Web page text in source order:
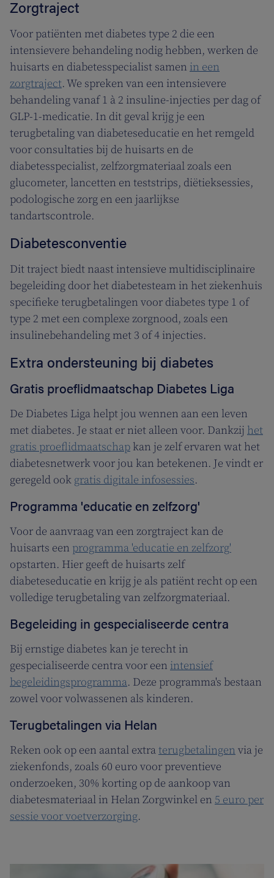
Zorgtraject
Voor patiënten met diabetes type 2 die een
intensievere behandeling nodig hebben, werken de
huisarts en diabetesspecialist samen in een
zorgtraject. We spreken van een intensievere
behandeling vanaf 1 à 2 insuline-injecties per dag of
GLP-1-medicatie. In dit geval krijg je een
terugbetaling van diabeteseducatie en het remgeld
voor consultaties bij de huisarts en de
diabetesspecialist, zelfzorgmateriaal zoals een
glucometer, lancetten en teststrips, diëtieksessies,
podologische zorg en een jaarlijkse
tandartscontrole.
Diabetesconventie
Dit traject biedt naast intensieve multidisciplinaire
begeleiding door het diabetesteam in het ziekenhuis
specifieke terugbetalingen voor diabetes type 1 of
type 2 met een complexe zorgnood, zoals een
insulinebehandeling met 3 of 4 injecties.
Extra ondersteuning bij diabetes
Gratis proeflidmaatschap Diabetes Liga
De Diabetes Liga helpt jou wennen aan een leven
met diabetes. Je staat er niet alleen voor. Dankzij het
gratis proeflidmaatschap kan je zelf ervaren wat het
diabetesnetwerk voor jou kan betekenen. Je vindt er
geregeld ook gratis digitale infosessies.
Programma 'educatie en zelfzorg'
Voor de aanvraag van een zorgtraject kan de
huisarts een programma 'educatie en zelfzorg'
opstarten. Hier geeft de huisarts zelf
diabeteseducatie en krijg je als patiënt recht op een
volledige terugbetaling van zelfzorgmateriaal.
Begeleiding in gespecialiseerde centra
Bij ernstige diabetes kan je terecht in
gespecialiseerde centra voor een intensief
begeleidingsprogramma. Deze programma's bestaan
zowel voor volwassenen als kinderen.
Terugbetalingen via Helan
Reken ook op een aantal extraterugbetalingen via je
ziekenfonds, zoals 60 euro voor preventieve
onderzoeken, 30% korting op de aankoop van
diabetesmateriaal in Helan Zorgwinkel en 5 euro per
sessie voor voetverzorging.